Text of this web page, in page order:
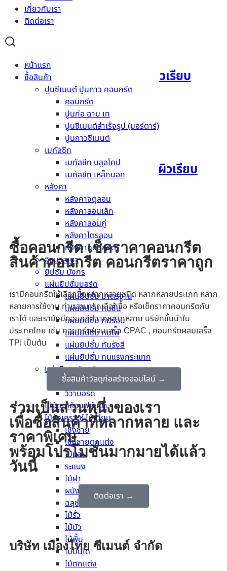
เกี่ยวกับเรา
ติดต่อเรา
หน้าแรก
ซื้อสินค้า
ปูนซีเมนต์ ปูนกาว คอนกรีต
คอนกรีต
ปูนก่อ ฉาบ เท
ปูนซีเมนต์สำเร็จรูป (มอร์ตาร์)
ปูนกาวซีเมนต์
เมทัลชีท
เมทัลชีท บลูสโคป
เมทัลชีท เหล็กนอก
หลังคา
หลังคาจตุลอน
หลังคาลอนเล็ก
หลังคาลอนคู่
หลังคาไตรลอน
หลังคาคอนกรีต
อิฐมวลเบา
ยิปซัม มังกร
แผ่นยิปซั่มบอร์ด
แผ่นยิปซั่ม มาตรฐาน
แผ่นยิปซั่ม ทนชื้น
แผ่นยิปซั่ม กันร้อน
แผ่นยิปซั่ม ทนไฟ
แผ่นยิปซั่ม กันรังสี
แผ่นยิปซั่ม ทนแรงกระแทก
แผ่นซีเมนต์บอร์ด
เฌอร่าบอร์ด
วีว่าบอร์ด
ไม้อัดเคลือบฟิล์มดำ
ไม้สังเคราะห์ ไม้เทียม
เชิงชาย
เชิงชายตกแต่ง
ไม้มอบ
ระแนง
ไม้ฝา
ผนังตกแต่ง
ฉลุช่องลม ไม้กันตก
ไม้รั้ว
ไม้บัว
ไม้พื้น
ไม้บันได
ไม้ตกแต่ง
อ่านเพิ่ม
แผ่นพื้นเฌอร่า ขอบตรง ผิวเรียบ
1200 x 2400 x 20 มม.
แผ่นผนังเฌอร่า ขอบตรง ผิวเรียบ
1200 x 2400 x 10 มม.
ซื้อคอนกรีต เช็คราคาคอนกรีต
สินค้าคอนกรีต คอนกรีตราคาถูก
เรามีคอนกรีตให้เลือกซื้อหลากหลายชนิด หลากหลายประเภท หลาก
หลายการใช้งาน ท่านสามารถเลือกซื้อ หรือเช็คราคาคอนกรีตกับ
เราได้ และเรายังมีคอนกรีตจากหลากหลาย บริษัทชั้นนำใน
ประเทศไทย เช่น คอนกรีตผสมเสร็จ CPAC , คอนกรีตผสมเสร็จ
TPI เป็นต้น
ซื้อสินค้าวัสดุก่อสร้างออนไลน์ →
ร่วมเป็นส่วนหนึ่งของเรา
เพื่อซื้อสินค้าที่หลากหลาย และ
ราคาพิเศษ
พร้อมโปรโมชั่นมากมายได้แล้ว
วันนี้
ติดต่อเรา →
บริษัท เมืองไทย ซีเมนต์ จำกัด